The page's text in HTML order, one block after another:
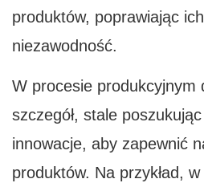
produktów, poprawiając
niezawodność.
W procesie produkcyjnym
szczegół, stale
innowacje, aby zapewnić
produktów. Na przykład,